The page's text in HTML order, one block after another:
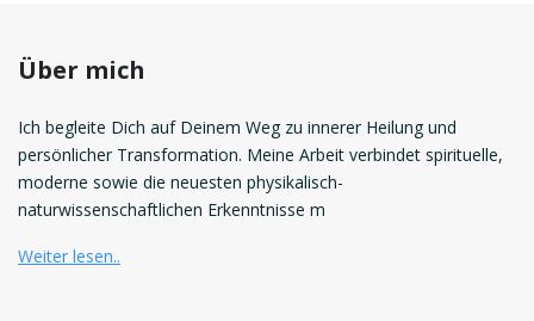
Über mich
Ich begleite Dich auf Deinem Weg zu innerer Heilung und
persönlicher Transformation. Meine Arbeit verbindet spirituelle,
moderne sowie die neuesten physikalisch-
naturwissenschaftlichen Erkenntnisse m
Weiter lesen..